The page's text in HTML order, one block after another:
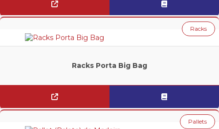
ESTRUTURAS FIXAS
CORREDORES ELEVADOS
MEZANINOS
Racks Porta Big Bag
Racks
Pallets